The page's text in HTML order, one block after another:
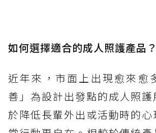
如何選擇適合的成人照護產品？
近年來，市面上出現愈來愈
善」為設計出發點的成人照
於降低長輩外出或活動時的心